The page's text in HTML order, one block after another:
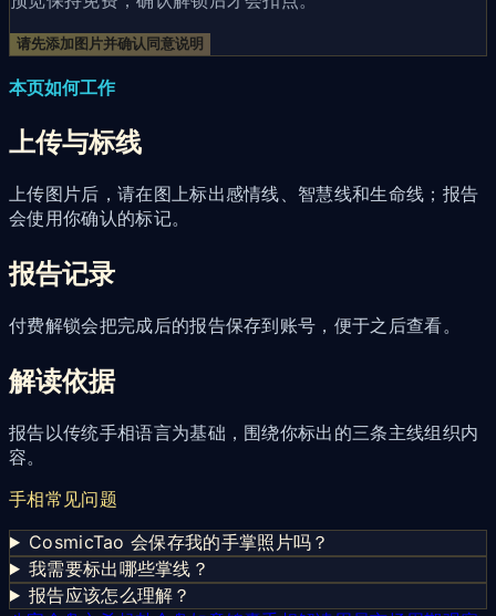
请先添加图片并确认同意说明
本页如何工作
上传与标线
上传图片后，请在图上标出感情线、智慧线和生命线；报告
会使用你确认的标记。
报告记录
付费解锁会把完成后的报告保存到账号，便于之后查看。
解读依据
报告以传统手相语言为基础，围绕你标出的三条主线组织内
容。
手相常见问题
CosmicTao 会保存我的手掌照片吗？
我需要标出哪些掌线？
报告应该怎么理解？